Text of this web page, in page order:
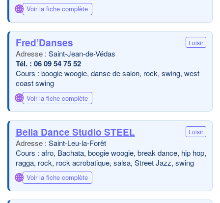
🌐 Voir la fiche complète
Fred’Danses Loisir
Saint-Jean-de-Védas
06 09 54 75 52
Cours : boogie woogie, danse de salon, rock, swing, west
coast swing
🌐 Voir la fiche complète
Bella Dance Studio STEEL Loisir
Saint-Leu-la-Forêt
Cours : afro, Bachata, boogie woogie, break dance, hip hop,
ragga, rock, rock acrobatique, salsa, Street Jazz, swing
🌐 Voir la fiche complète